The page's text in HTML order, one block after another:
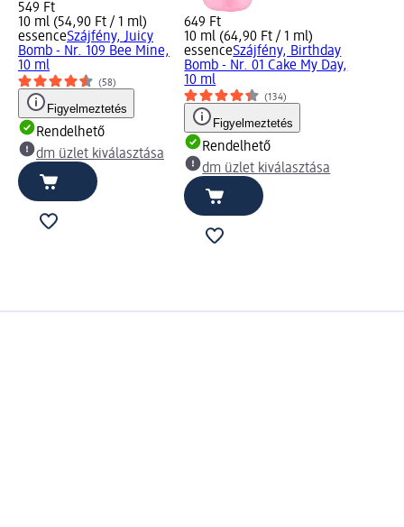
549 Ft
10 ml (54,90 Ft / 1 ml)
essenceSzájfény, Juicy
Bomb - Nr. 109 Bee Mine,
10 ml
(58)
Figyelmeztetés
Rendelhető
dm üzlet kiválasztása
649 Ft
10 ml (64,90 Ft / 1 ml)
essenceSzájfény, Birthday
Bomb - Nr. 01 Cake My Day,
10 ml
(134)
Figyelmeztetés
Rendelhető
dm üzlet kiválasztása